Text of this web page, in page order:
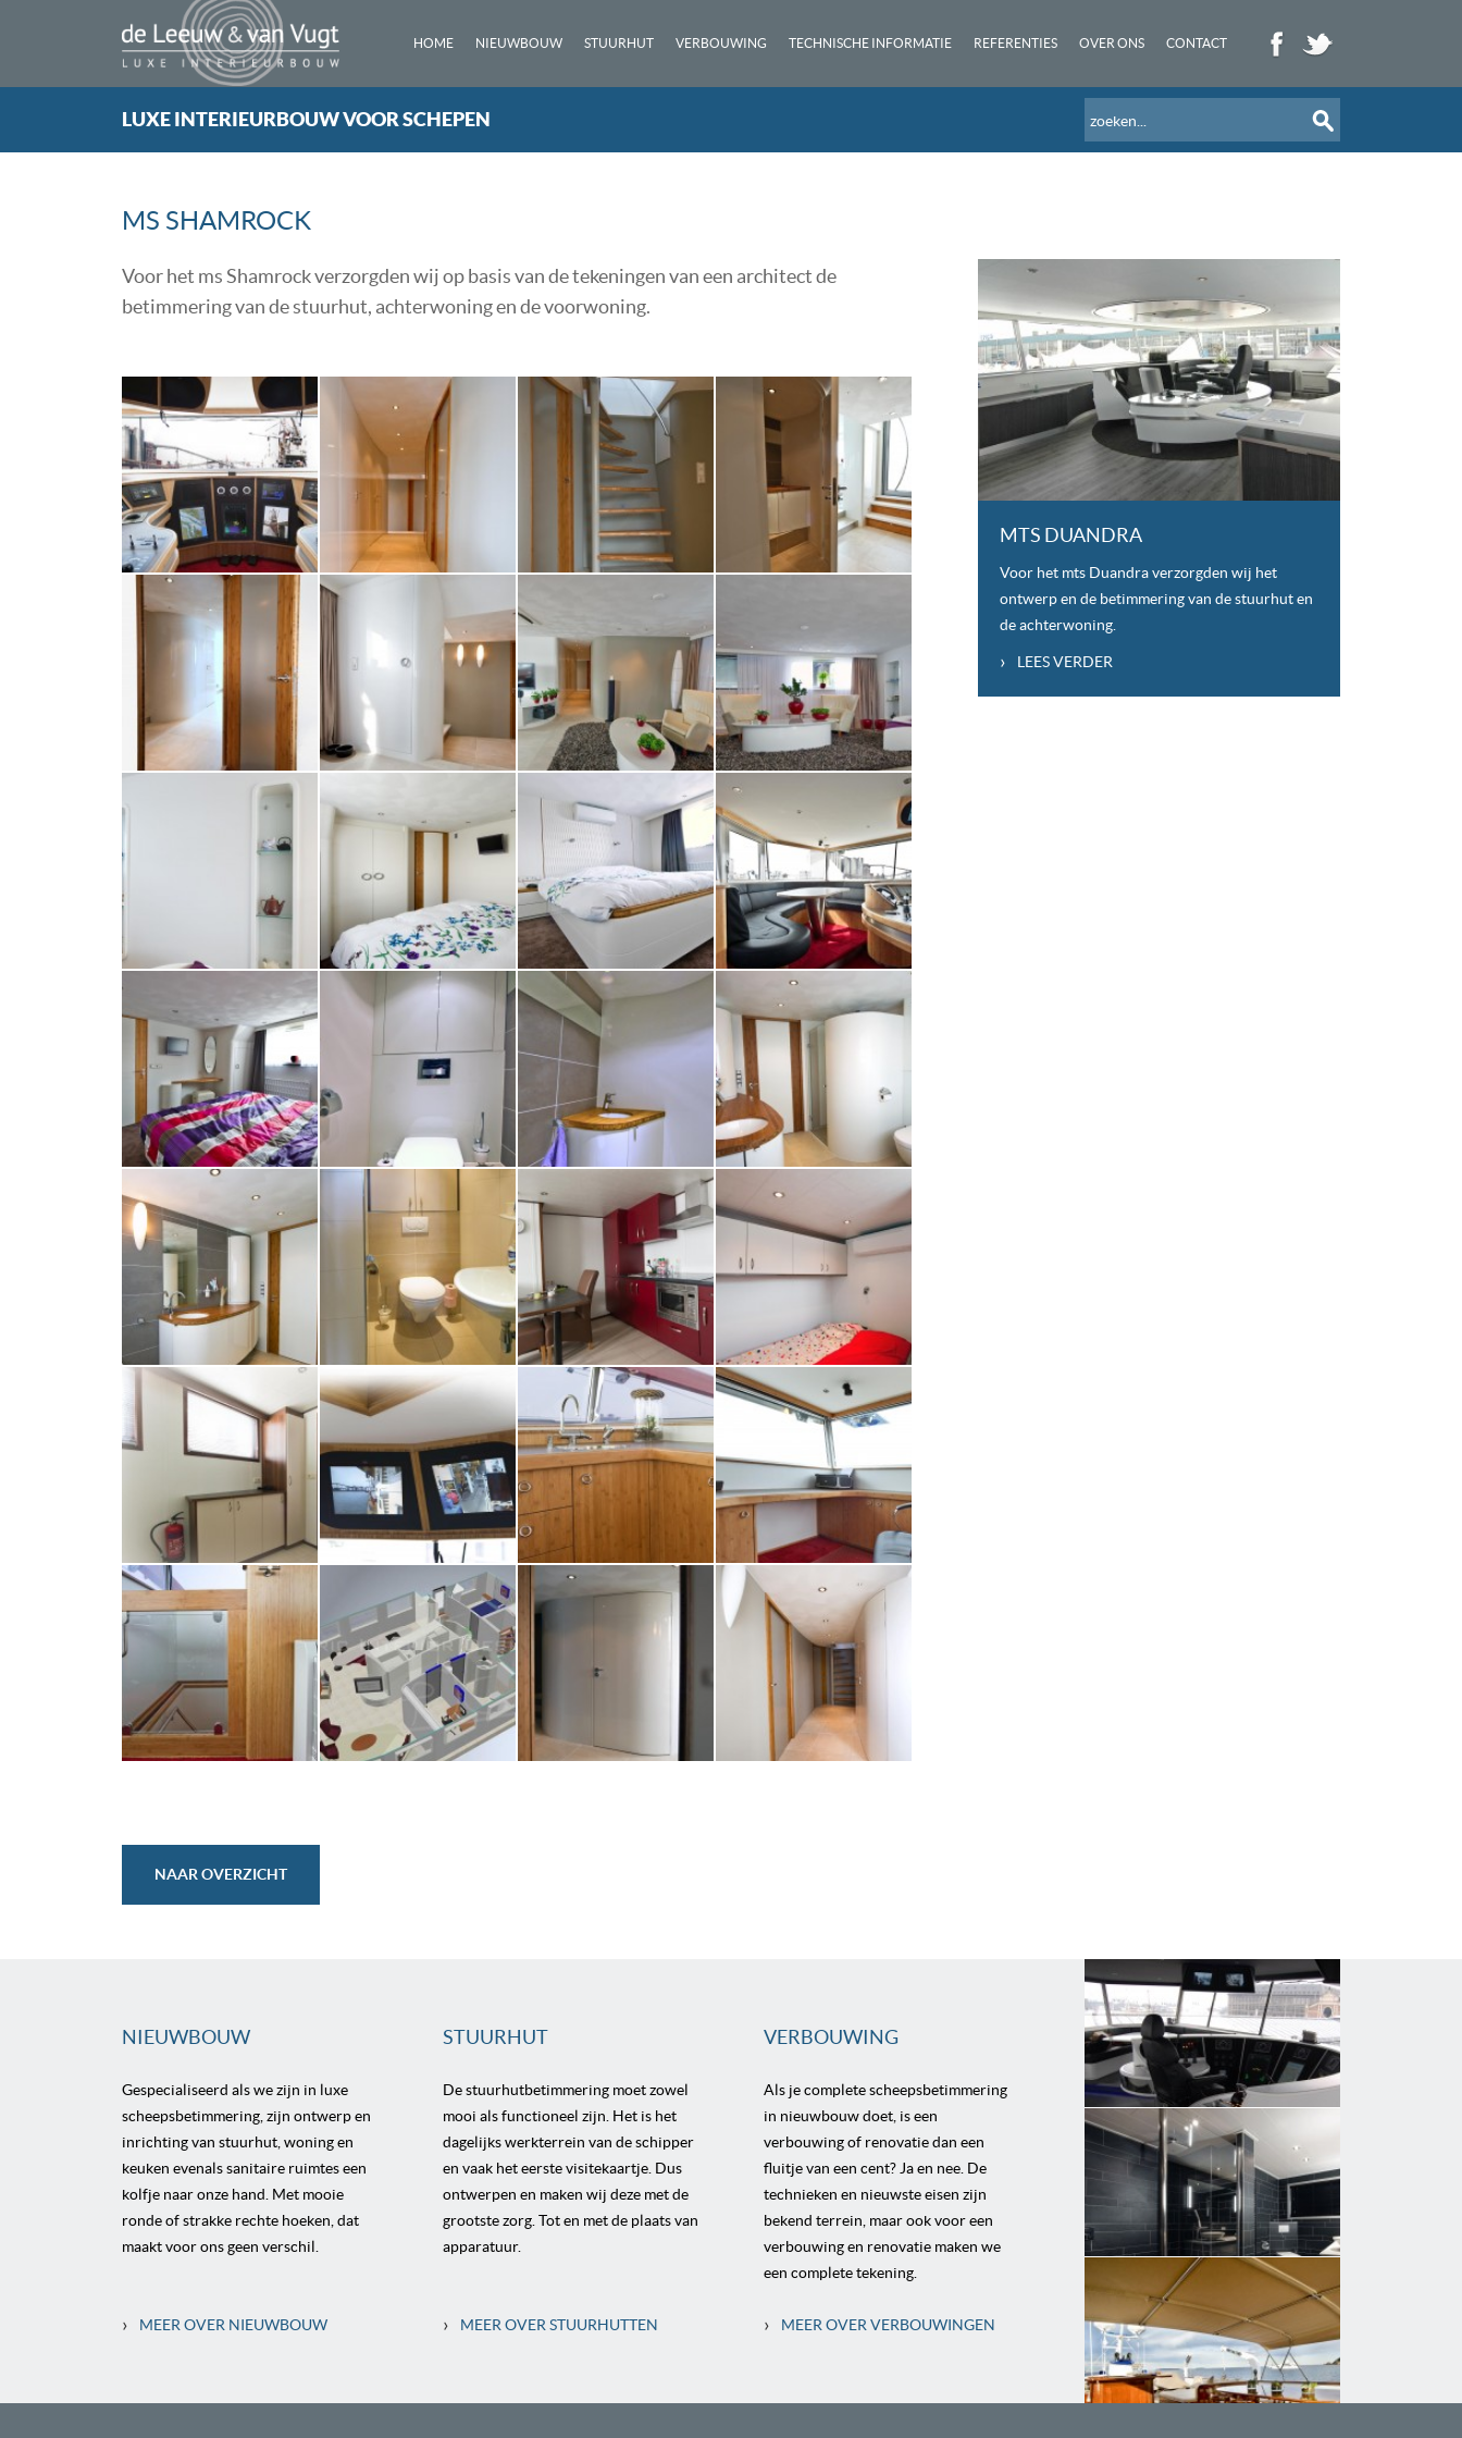
HOME NIEUWBOUW STUURHUT VERBOUWING TECHNISCHE INFORMATIE REFERENTIES OVER ONS CONTACT
LUXE INTERIEURBOUW VOOR SCHEPEN
MS SHAMROCK
Voor het ms Shamrock verzorgden wij op basis van de tekeningen van een architect de
betimmering van de stuurhut, achterwoning en de voorwoning.
NAAR OVERZICHT
MTS DUANDRA
Voor het mts Duandra verzorgden wij het
ontwerp en de betimmering van de stuurhut en
de achterwoning.
› LEES VERDER
NIEUWBOUW
Gespecialiseerd als we zijn in luxe
scheepsbetimmering, zijn ontwerp en
inrichting van stuurhut, woning en
keuken evenals sanitaire ruimtes een
kolfje naar onze hand. Met mooie
ronde of strakke rechte hoeken, dat
maakt voor ons geen verschil.
› MEER OVER NIEUWBOUW
STUURHUT
De stuurhutbetimmering moet zowel
mooi als functioneel zijn. Het is het
dagelijks werkterrein van de schipper
en vaak het eerste visitekaartje. Dus
ontwerpen en maken wij deze met de
grootste zorg. Tot en met de plaats van
apparatuur.
› MEER OVER STUURHUTTEN
VERBOUWING
Als je complete scheepsbetimmering
in nieuwbouw doet, is een
verbouwing of renovatie dan een
fluitje van een cent? Ja en nee. De
technieken en nieuwste eisen zijn
bekend terrein, maar ook voor een
verbouwing en renovatie maken we
een complete tekening.
› MEER OVER VERBOUWINGEN